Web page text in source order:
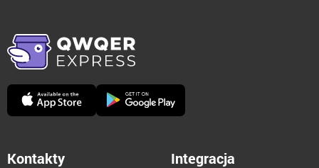
Kontakty Integracja